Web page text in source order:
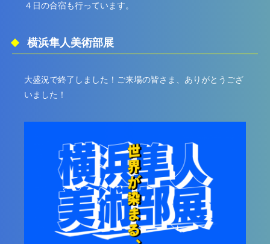
４日の合宿も行っています。
横浜隼人美術部展
大盛況で終了しました！ご来場の皆さま、ありがとうござ
いました！